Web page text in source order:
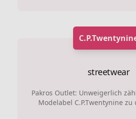
streetwear
Pakros Outlet: Unweigerlich
Modelabel C.P.Twentynine